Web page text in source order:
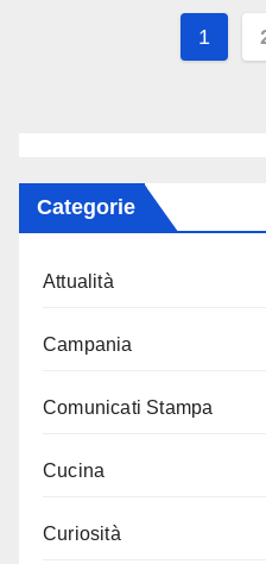
1
Categorie
Attualità
Campania
Comunicati Stampa
Cucina
Curiosità